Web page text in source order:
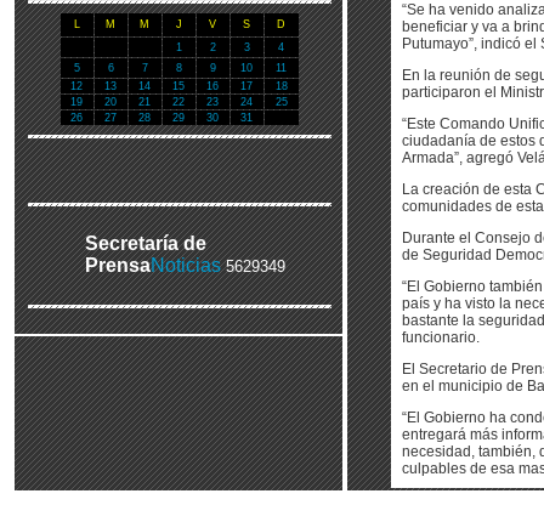
L M M J V S
D
1
2 3
4
5
6 7 8 9 10
11
12
13 14 15 16 17
18
19
20 21 22 23 24
25
26
27 28 29 30 31
Secretaría de
PrensaNoticias 5629349
“Se ha venido
beneficiar y va a
Putumayo”, indicó
En la reunión de
participaron el
“Este Comando
ciudadanía de estos
Armada”, agregó
La creación de esta
comunidades de
Durante el Consejo
de Seguridad
“El Gobierno
país y ha visto la
bastante la
funcionario.
El Secretario de
en el municipio de
“El Gobierno ha
entregará más
necesidad, también,
culpables de esa